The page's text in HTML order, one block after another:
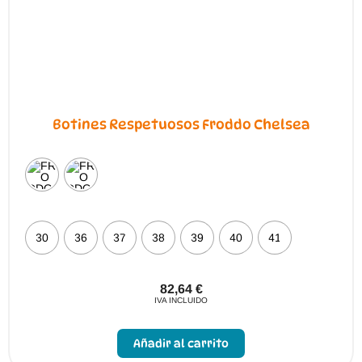
Botines Respetuosos Froddo Chelsea
30 36 37 38 39 40 41
82,64 €
IVA INCLUIDO
Añadir al carrito